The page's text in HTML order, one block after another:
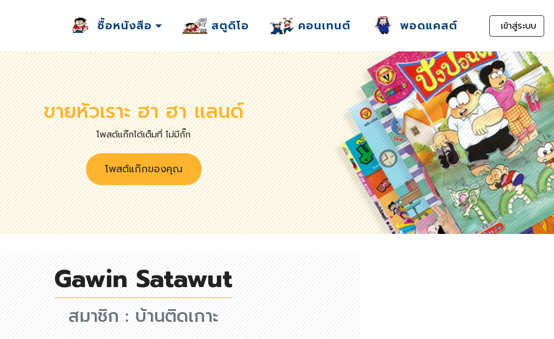
ซื้อหนังสือ สตูดิโอ คอนเทนต์ พอดแคสต์ เข้าสู่ระบบ
ขายหัวเราะ ฮา ฮา แลนด์
โพสต์แก๊กได้เต็มที่ ไม่มีกั๊ก
โพสต์แก๊กของคุณ
Gawin Satawut
สมาชิก :บ้านติดเกาะ